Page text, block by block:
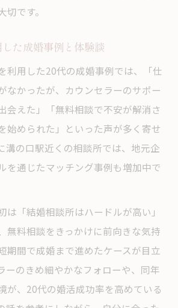
です。
た成婚事例と体験談
利用した20代の成婚事例では、「仕
なかったが、カウンセラーのサポー
会えた」「無料相談で不安が解消さ
始められた」といった声が多く寄せ
溝の口駅近くの相談所では、地元企
を通じたマッチング事例も増加中で
は「結婚相談所はハードルが高い」
無料相談をきっかけに前向きな気持
期間で成婚まで進めたケースが目立
ーのきめ細やかなフォローや、同年
が、20代の婚活成功率を高めている